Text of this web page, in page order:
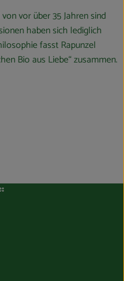
vor über 35 Jahren sind
haben sich lediglich
fasst Rapunzel
Bio aus Liebe“ zusammen.